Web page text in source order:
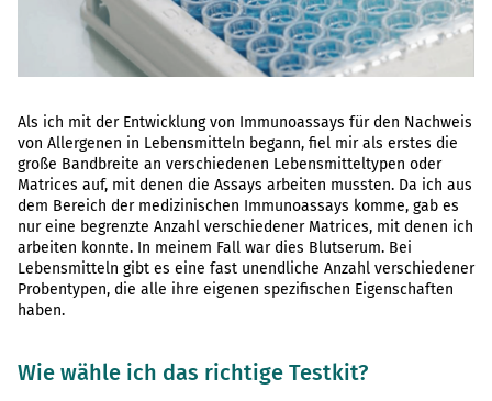
Als ich mit der Entwicklung von Immunoassays für den Nachweis
von Allergenen in Lebensmitteln begann, fiel mir als erstes die
große Bandbreite an verschiedenen Lebensmitteltypen oder
Matrices auf, mit denen die Assays arbeiten mussten. Da ich aus
dem Bereich der medizinischen Immunoassays komme, gab es
nur eine begrenzte Anzahl verschiedener Matrices, mit denen ich
arbeiten konnte. In meinem Fall war dies Blutserum. Bei
Lebensmitteln gibt es eine fast unendliche Anzahl verschiedener
Probentypen, die alle ihre eigenen spezifischen Eigenschaften
haben.
Wie wähle ich das richtige Testkit?